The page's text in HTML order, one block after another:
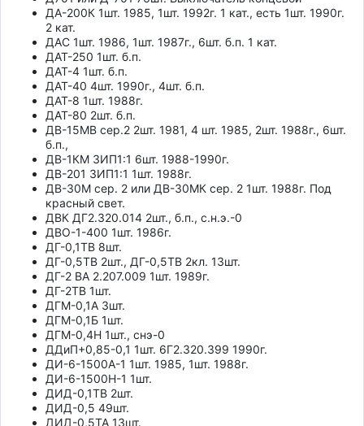
ДА-200К 1шт. 1985, 1шт. 1992г. 1 кат., есть 1шт. 1990г.
2 кат.
ДАС 1шт. 1986, 1шт. 1987г., 6шт. б.п. 1 кат.
ДАТ-250 1шт. б.п.
ДАТ-4 1шт. б.п.
ДАТ-40 4шт. 1990г., 4шт. б.п.
ДАТ-8 1шт. 1988г.
ДАТ-80 2шт. б.п.
ДВ-15МВ сер.2 2шт. 1981, 4 шт. 1985, 2шт. 1988г., 6шт.
б.п.,
ДВ-1КМ ЗИП1:1 6шт. 1988-1990г.
ДВ-201 ЗИП1:1 1шт. 1988г.
ДВ-30М сер. 2 или ДВ-30МК сер. 2 1шт. 1988г. Под
красный свет.
ДВК ДГ2.320.014 2шт., б.п., с.н.э.-0
ДВО-1-400 1шт. 1986г.
ДГ-0,1ТВ 8шт.
ДГ-0,5ТВ 2шт., ДГ-0,5ТВ 2кл. 13шт.
ДГ-2 ВА 2.207.009 1шт. 1989г.
ДГ-2ТВ 1шт.
ДГМ-0,1А 3шт.
ДГМ-0,1Б 1шт.
ДГМ-0,4Н 1шт., снэ-0
ДДиП+0,85-0,1 1шт. 6Г2.320.399 1990г.
ДИ-6-1500А-1 1шт. 1985, 1шт. 1988г.
ДИ-6-1500Н-1 1шт.
ДИД-0,1ТВ 2шт.
ДИД-0,5 49шт.
ДИД-0,5ТА 13шт.